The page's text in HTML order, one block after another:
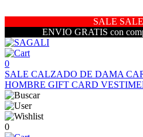
SALE
ENVIO GRATIS con
0
SALE CALZADO DE DAMA
HOMBRE GIFT CARD
0